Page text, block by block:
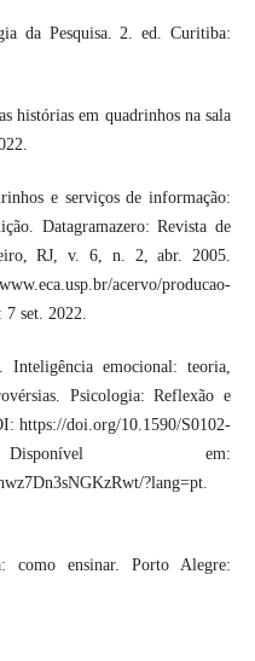
da Pesquisa. 2. ed. Curitiba:
histórias em quadrinhos na sala
e serviços de informação:
Datagramazero: Revista de
RJ, v. 6, n. 2, abr. 2005.
acervo/producao-
7 set. 2022.
emocional: teoria,
Psicologia: Reflexão e
https://doi.org/10.1590/S0102-
Disponível em:
?lang=pt.
ensinar. Porto Alegre: